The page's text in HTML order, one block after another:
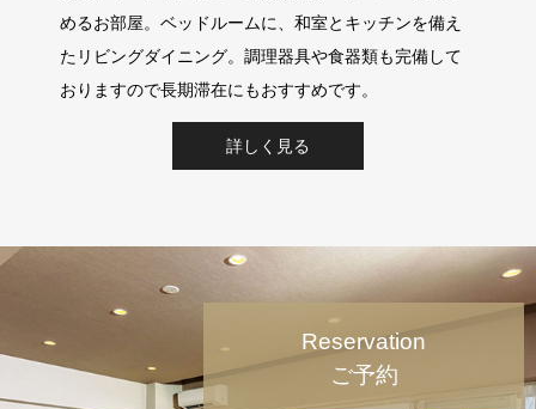
Reservation
ご予約
めるお部屋。ベッドルームに、和室とキッチンを備え
たリビングダイニング。調理器具や食器類も完備して
おりますので長期滞在にもおすすめです。
詳しく見る